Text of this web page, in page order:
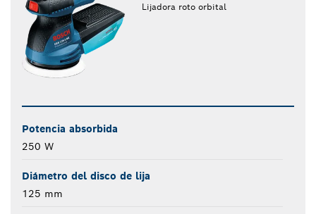
Lijadora roto orbital
Potencia absorbida
250 W
Diámetro del disco de lija
125 mm